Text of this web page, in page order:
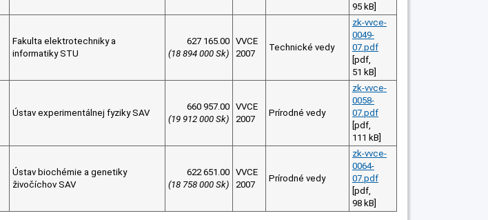
95 kB]
Fakulta elektrotechniky a
informatiky STU
627 165.00
(18 894 000 Sk)
VVCE
2007
Technické vedy
zk-vvce-
0049-
07.pdf
[pdf,
51 kB]
Ústav experimentálnej fyziky SAV
660 957.00
(19 912 000 Sk)
VVCE
2007
Prírodné vedy
zk-vvce-
0058-
07.pdf
[pdf,
111 kB]
Ústav biochémie a genetiky
živočíchov SAV
622 651.00
(18 758 000 Sk)
VVCE
2007
Prírodné vedy
zk-vvce-
0064-
07.pdf
[pdf,
98 kB]